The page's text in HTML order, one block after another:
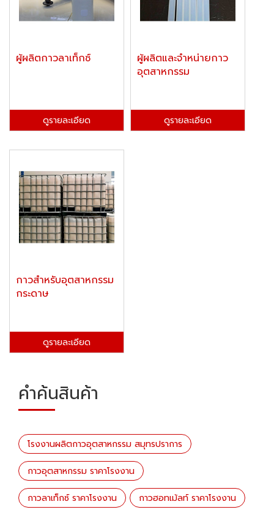
ผู้ผลิตกาวลาเท็กซ์
ดูรายละเอียด
ผู้ผลิตและจำหน่ายกาว
อุตสาหกรรม
ดูรายละเอียด
กาวสำหรับอุตสาหกรรม
กระดาษ
ดูรายละเอียด
คำค้นสินค้า
โรงงานผลิตกาวอุตสาหกรรม สมุทรปราการ
กาวอุตสาหกรรม ราคาโรงงาน
กาวลาเท็กซ์ ราคาโรงงาน กาวฮอทเม้ลท์ ราคาโรงงาน